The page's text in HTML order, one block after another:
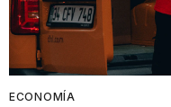
ECONOMÍA